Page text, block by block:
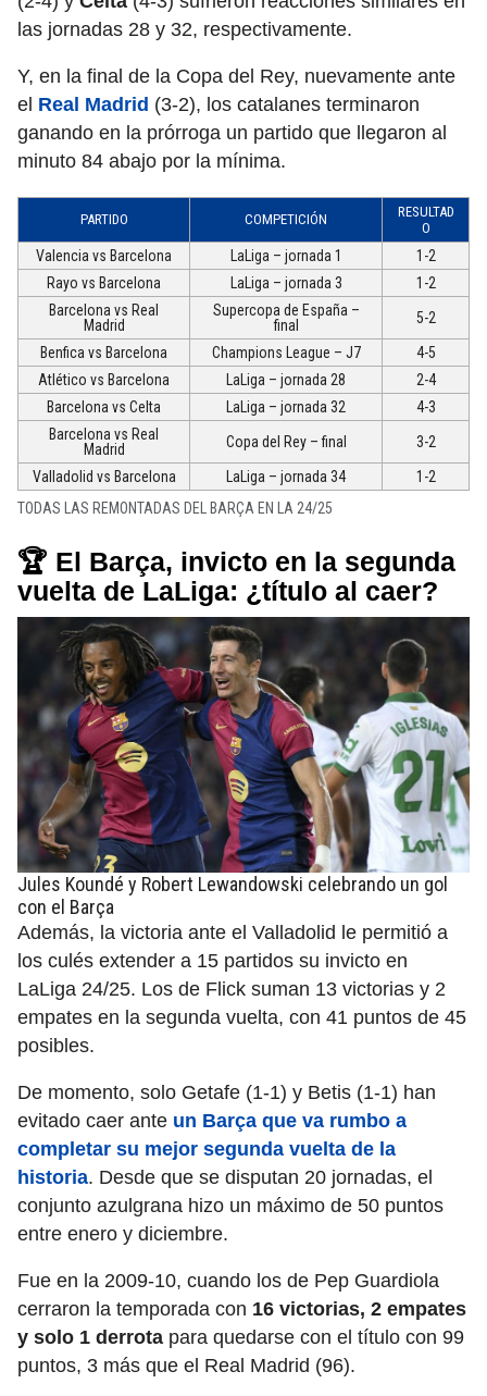
las jornadas 28 y 32, respectivamente.
Y, en la final de la Copa del Rey, nuevamente ante
el Real Madrid (3-2), los catalanes terminaron
ganando en la prórroga un partido que llegaron al
minuto 84 abajo por la mínima.
TODAS LAS REMONTADAS DEL BARÇA EN LA 24/25
PARTIDO COMPETICIÓN
RESULTAD
O
Valencia vs Barcelona LaLiga – jornada 1
1-2
Rayo vs Barcelona
LaLiga – jornada 3
1-2
Barcelona vs Real
Madrid
Supercopa de España –
final
5-2
Benfica vs Barcelona
Champions League – J7
4-5
Atlético vs Barcelona
LaLiga – jornada 28
2-4
Barcelona vs Celta
LaLiga – jornada 32
4-3
Barcelona vs Real
Madrid
Copa del Rey – final
3-2
Valladolid vs Barcelona
LaLiga – jornada 34 1-2
🏆 El Barça, invicto en la segunda
vuelta de LaLiga: ¿título al caer?
Jules Koundé y Robert Lewandowski celebrando un gol
con el Barça
Además, la victoria ante el Valladolid le permitió a
los culés extender a 15 partidos su invicto en
LaLiga 24/25. Los de Flick suman 13 victorias y 2
empates en la segunda vuelta, con 41 puntos de 45
posibles.
De momento, solo Getafe (1-1) y Betis (1-1) han
evitado caer ante un Barça que va rumbo a
completar su mejor segunda vuelta de la
historia. Desde que se disputan 20 jornadas, el
conjunto azulgrana hizo un máximo de 50 puntos
entre enero y diciembre.
Fue en la 2009-10, cuando los de Pep Guardiola
cerraron la temporada con 16 victorias, 2 empates
y solo 1 derrota para quedarse con el título con 99
puntos, 3 más que el Real Madrid (96).